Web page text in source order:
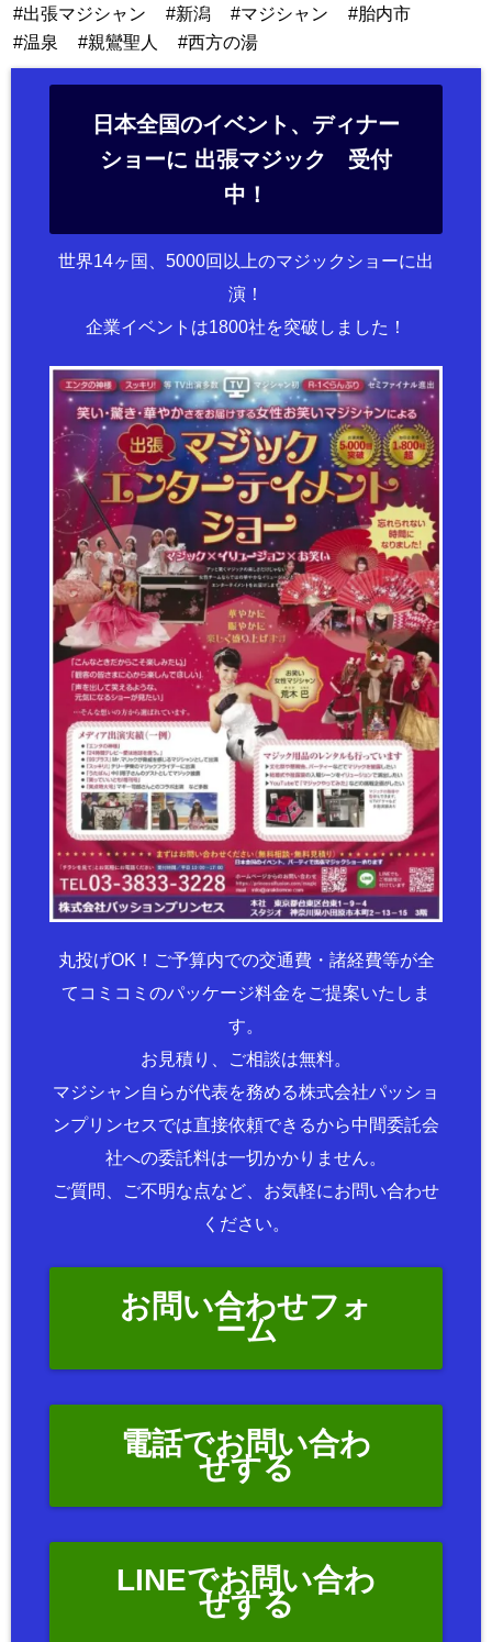
出張マジシャン 新潟 マジシャン
胎内市
温泉
親鸞聖人 西方の湯
日本全国のイベント、ディナー
ショーに 出張マジック 受付
中！
世界14ヶ国、5000回以上のマジックショーに出
演！
企業イベントは1800社を突破しました！
丸投げOK！ご予算内での交通費・諸経費等が全
てコミコミのパッケージ料金をご提案いたしま
す。
お見積り、ご相談は無料。
マジシャン自らが代表を務める株式会社パッショ
ンプリンセスでは直接依頼できるから中間委託会
社への委託料は一切かかりません。
ご質問、ご不明な点など、お気軽にお問い合わせ
ください。
お問い合わせフォ
ーム
電話でお問い合わ
せする
LINEでお問い合わ
せする